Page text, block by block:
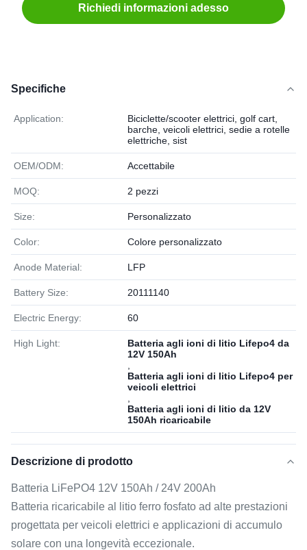
Richiedi informazioni adesso
Specifiche
Application:
Biciclette/scooter elettrici, golf cart,
barche, veicoli elettrici, sedie a rotelle
elettriche, sist
OEM/ODM: Accettabile
MOQ: 2 pezzi
Size: Personalizzato
Color: Colore personalizzato
Anode Material: LFP
Battery Size: 20111140
Electric Energy: 60
High Light:
Batteria agli ioni di litio Lifepo4 da
12V 150Ah
Batteria agli ioni di litio Lifepo4 per
veicoli elettrici
Batteria agli ioni di litio da 12V
150Ah ricaricabile
Descrizione di prodotto
Batteria LiFePO4 12V 150Ah / 24V 200Ah
Batteria ricaricabile al litio ferro fosfato ad alte prestazioni
progettata per veicoli elettrici e applicazioni di accumulo
solare con una longevità eccezionale.